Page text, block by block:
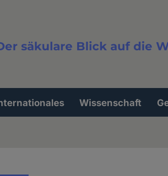
säkulare Blick auf die
Wissenschaft